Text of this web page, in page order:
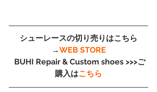
シューレースの切り売りはこちら
→WEB STORE
購入はこちら